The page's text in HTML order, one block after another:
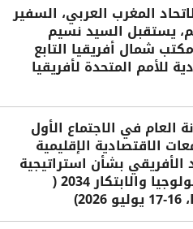
المغرب العربي، السفير
يستقبل السيد نسيم
شمال أفريقيا التابع
للأمم المتحدة لأفريقيا
العام في الاجتماع الأول
الاقتصادية الإقليمية
الأفريقي بشأن استراتيجية
العلوم والتكنولوجيا والابتكار 2034 (